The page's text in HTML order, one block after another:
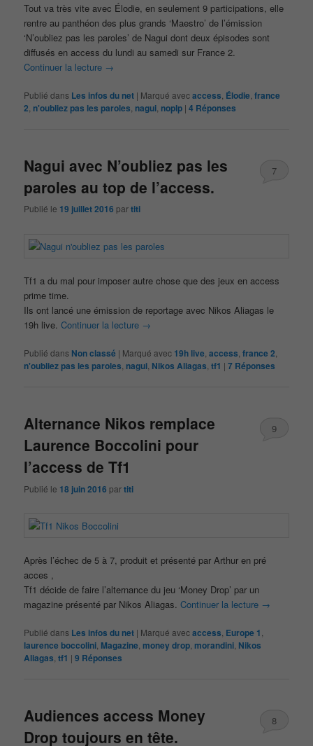
Tout va très vite avec Élodie, en seulement 9 participations, elle
rentre au panthéon des plus grands ‘Maestro’ de l’émission
‘N’oubliez pas les paroles’ de Nagui dont deux épisodes sont
diffusés en access du lundi au samedi sur France 2.
Continuer la lecture →
Publié dans Les infos du net | Marqué avecaccess Élodie ,france
2 n'oubliez pas les paroles nagui noplp |4 Réponses
Nagui avec N’oubliez pas les
paroles au top de l’access.
Publié le 19 juillet 2016 partiti
7
Tf1 a du mal pour imposer autre chose que des jeux en access
prime time.
Ils ont lancé une émission de reportage avec Nikos Aliagas le
19h live.Continuer la lecture →
Publié dans Non classé | Marqué avec 19h live ,access ,france 2
n'oubliez pas les paroles nagui Nikos Aliagas ,tf1 |7 Réponses
Alternance Nikos remplace
Laurence Boccolini pour
l’access de Tf1
Publié le 18 juin 2016 partiti
9
Après l’échec de 5 à 7, produit et présenté par Arthur en pré
acces ,
Tf1 décide de faire l’alternance du jeu ‘Money Drop’ par un
magazine présenté par Nikos Aliagas.Continuer la lecture →
Publié dans Les infos du net | Marqué avecaccess Europe 1
laurence boccolini Magazine ,money drop ,morandini Nikos
Aliagas ,tf1 |9 Réponses
Audiences access Money
Drop toujours en tête.
8